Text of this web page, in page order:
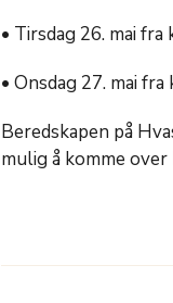
• Tirsdag 26. mai
• Onsdag 27. mai
Beredskapen på
mulig å komme